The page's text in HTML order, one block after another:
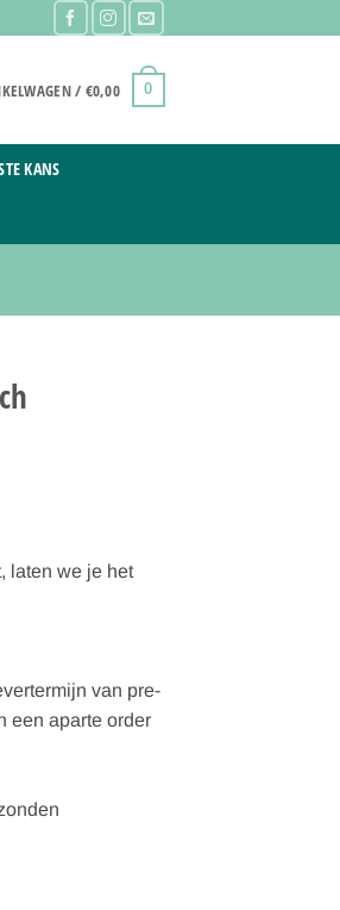
/ €0,00 0
KANS
laten we je het
van pre-
een aparte order